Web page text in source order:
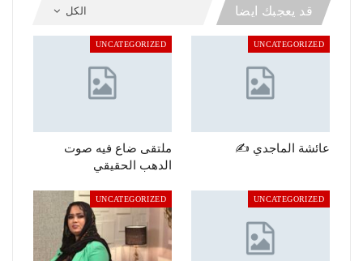
الكل قد يعجبك ايضا
UNCATEGORIZED
عائشة الماجدي ✍️
UNCATEGORIZED
ملتقى ضاع فيه صوت
الدهب الحقيقي
UNCATEGORIZED
UNCATEGORIZED